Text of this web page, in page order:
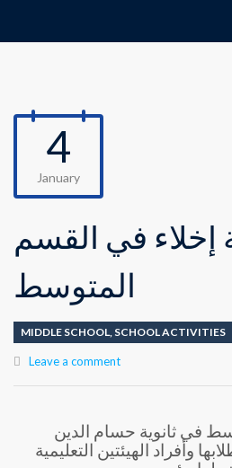
4
January
إخلاء في القسم
المتوسط
MIDDLE SCHOOL, SCHOOL ACTIVITIES
Leave a comment
في ثانوية حسام الدين
وأفراد الهيئتين التعليمية